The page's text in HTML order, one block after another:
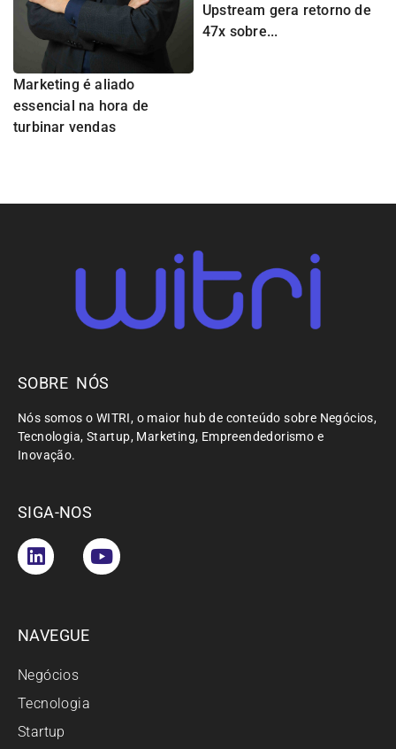
Marketing é aliado
essencial na hora de
turbinar vendas
Upstream gera retorno de
47x sobre...
SOBRE NÓS
Nós somos o WITRI, o maior hub de conteúdo sobre Negócios,
Tecnologia, Startup, Marketing, Empreendedorismo e
Inovação.
SIGA-NOS
NAVEGUE
Negócios
Tecnologia
Startup